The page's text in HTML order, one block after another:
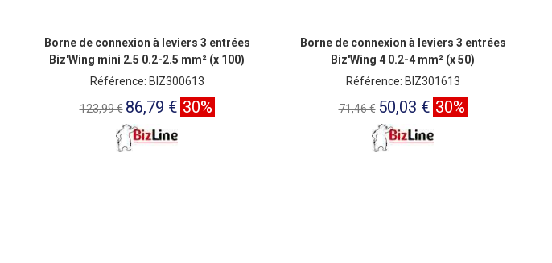
Borne de connexion à leviers 3 entrées
Biz'Wing mini 2.5 0.2-2.5 mm² (x 100)
Référence: BIZ300613
123,99 € 86,79 € 30%
Borne de connexion à leviers 3 entrées
Biz'Wing 4 0.2-4 mm² (x 50)
Référence: BIZ301613
71,46 € 50,03 € 30%